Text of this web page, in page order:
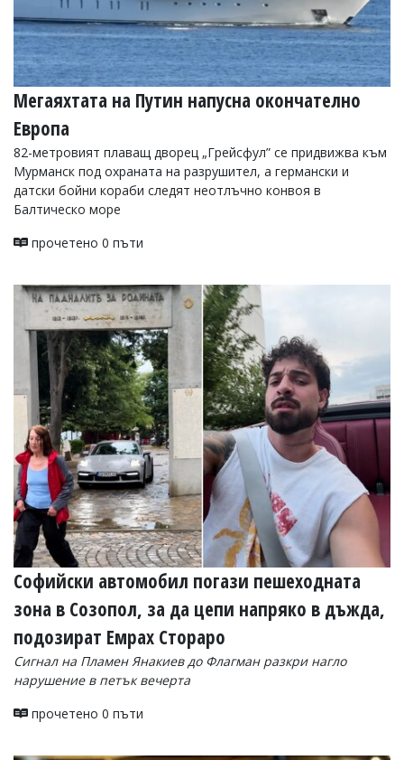
Мегаяхтата на Путин напусна окончателно
Европа
82-метровият плаващ дворец „Грейсфул” се придвижва към
Мурманск под охраната на разрушител, а германски и
датски бойни кораби следят неотлъчно конвоя в
Балтическо море
прочетено 0 пъти
Софийски автомобил погази пешеходната
зона в Созопол, за да цепи напряко в дъжда,
подозират Емрах Стораро
Сигнал на Пламен Янакиев до Флагман разкри нагло
нарушение в петък вечерта
прочетено 0 пъти